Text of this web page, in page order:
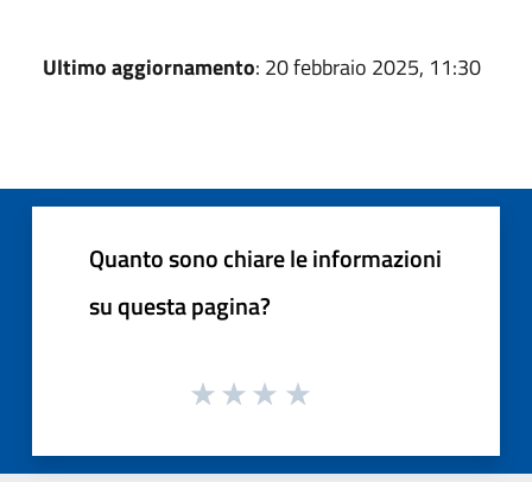
Ultimo aggiornamento: 20 febbraio 2025, 11:30
Quanto sono chiare le informazioni
su questa pagina?